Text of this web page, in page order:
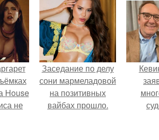
House
не
Заседание по делу
сони мармеладовой
на позитивных
вайбах прошло.